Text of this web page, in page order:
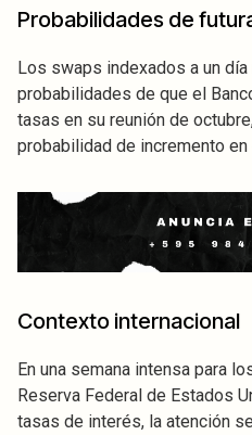
Probabilidades de
Los swaps indexados a un día
probabilidades de que el
tasas en su reunión de
probabilidad de incremento en
Contexto internacional
En una semana intensa para
Reserva Federal de Estados
tasas de interés, la atención